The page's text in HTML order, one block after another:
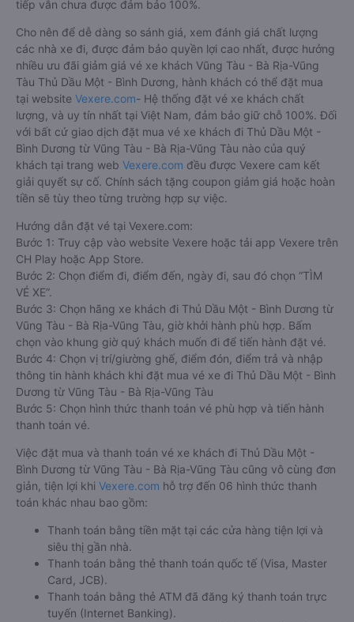
tiếp vẫn chưa được đảm bảo 100%.
Cho nên để dễ dàng so sánh giá, xem đánh giá chất lượng
các nhà xe đi, được đảm bảo quyền lợi cao nhất, được hưởng
nhiều ưu đãi giảm giá vé xe khách Vũng Tàu - Bà Rịa-Vũng
Tàu Thủ Dầu Một - Bình Dương, hành khách có thể đặt mua
tại website Vexere.com- Hệ thống đặt vé xe khách chất
lượng, và uy tín nhất tại Việt Nam, đảm bảo giữ chỗ 100%. Đối
với bất cứ giao dịch đặt mua vé xe khách đi Thủ Dầu Một -
Bình Dương từ Vũng Tàu - Bà Rịa-Vũng Tàu nào của quý
khách tại trang web Vexere.com đều được Vexere cam kết
giải quyết sự cố. Chính sách tặng coupon giảm giá hoặc hoàn
tiền sẽ tùy theo từng trường hợp sự việc.
Hướng dẫn đặt vé tại Vexere.com:
Bước 1: Truy cập vào website Vexere hoặc tải app Vexere trên
CH Play hoặc App Store.
Bước 2: Chọn điểm đi, điểm đến, ngày đi, sau đó chọn “TÌM
VÉ XE”.
Bước 3: Chọn hãng xe khách đi Thủ Dầu Một - Bình Dương từ
Vũng Tàu - Bà Rịa-Vũng Tàu, giờ khởi hành phù hợp. Bấm
chọn vào khung giờ quý khách muốn đi để tiến hành đặt vé.
Bước 4: Chọn vị trí/giường ghế, điểm đón, điểm trả và nhập
thông tin hành khách khi đặt mua vé xe đi Thủ Dầu Một - Bình
Dương từ Vũng Tàu - Bà Rịa-Vũng Tàu
Bước 5: Chọn hình thức thanh toán vé phù hợp và tiến hành
thanh toán vé.
Việc đặt mua và thanh toán vé xe khách đi Thủ Dầu Một -
Bình Dương từ Vũng Tàu - Bà Rịa-Vũng Tàu cũng vô cùng đơn
giản, tiện lợi khi Vexere.com hỗ trợ đến 06 hình thức thanh
toán khác nhau bao gồm:
Thanh toán bằng tiền mặt tại các cửa hàng tiện lợi và
siêu thị gần nhà.
Thanh toán bằng thẻ thanh toán quốc tế (Visa, Master
Card, JCB).
Thanh toán bằng thẻ ATM đã đăng ký thanh toán trực
tuyến (Internet Banking).